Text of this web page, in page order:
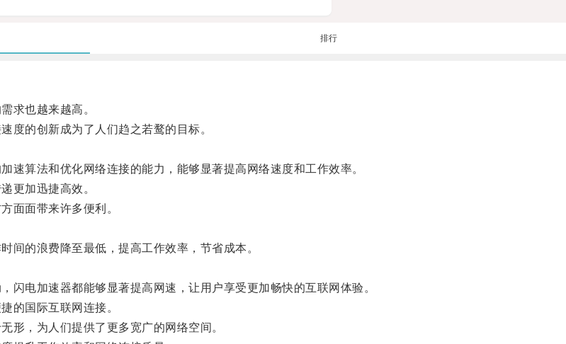
排行
求也越来越高。
的创新成为了人们趋之若鹜的目标。
算法和优化网络连接的能力，能够显著提高网络速度和工作效率。
更加迅捷高效。
面面带来许多便利。
的浪费降至最低，提高工作效率，节省成本。
电加速器都能够显著提高网速，让用户享受更加畅快的互联网体验。
的国际互联网连接。
，为人们提供了更多宽广的网络空间。